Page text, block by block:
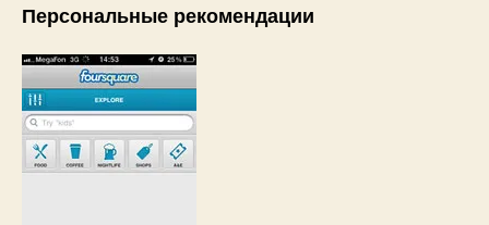
Персональные рекомендации